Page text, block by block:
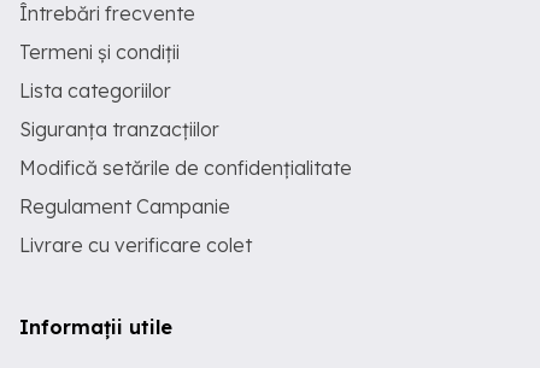
Întrebări frecvente
Termeni și condiții
Lista categoriilor
Siguranța tranzacțiilor
Modifică setările de confidențialitate
Regulament Campanie
Livrare cu verificare colet
Informații utile